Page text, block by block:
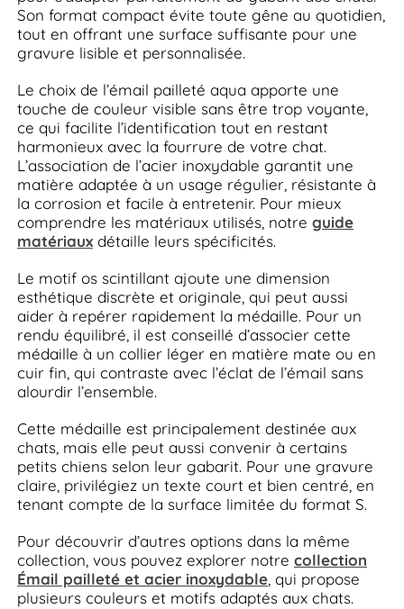
Son format compact évite toute gêne au quotidien,
tout en offrant une surface suffisante pour une
gravure lisible et personnalisée.
Le choix de l’émail pailleté aqua apporte une
touche de couleur visible sans être trop voyante,
ce qui facilite l’identification tout en restant
harmonieux avec la fourrure de votre chat.
L’association de l’acier inoxydable garantit une
matière adaptée à un usage régulier, résistante à
la corrosion et facile à entretenir. Pour mieux
comprendre les matériaux utilisés, notre guide
matériauxdétaille leurs spécificités.
Le motif os scintillant ajoute une dimension
esthétique discrète et originale, qui peut aussi
aider à repérer rapidement la médaille. Pour un
rendu équilibré, il est conseillé d’associer cette
médaille à un collier léger en matière mate ou en
cuir fin, qui contraste avec l’éclat de l’émail sans
alourdir l’ensemble.
Cette médaille est principalement destinée aux
chats, mais elle peut aussi convenir à certains
petits chiens selon leur gabarit. Pour une gravure
claire, privilégiez un texte court et bien centré, en
tenant compte de la surface limitée du format S.
Pour découvrir d’autres options dans la même
collection, vous pouvez explorer notre collection
Émail pailleté et acier inoxydable, qui propose
plusieurs couleurs et motifs adaptés aux chats.